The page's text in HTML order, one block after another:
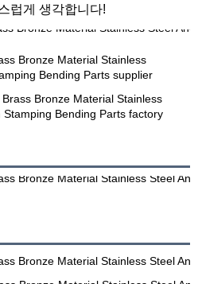
럽게 생각합니다!